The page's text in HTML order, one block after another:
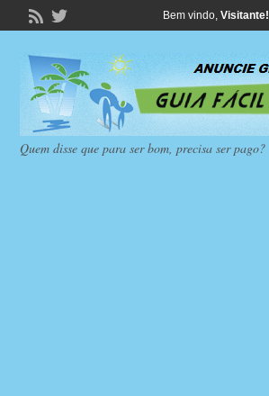
Bem vindo, Visitante!
Quem disse que para ser bom, precisa ser pago?